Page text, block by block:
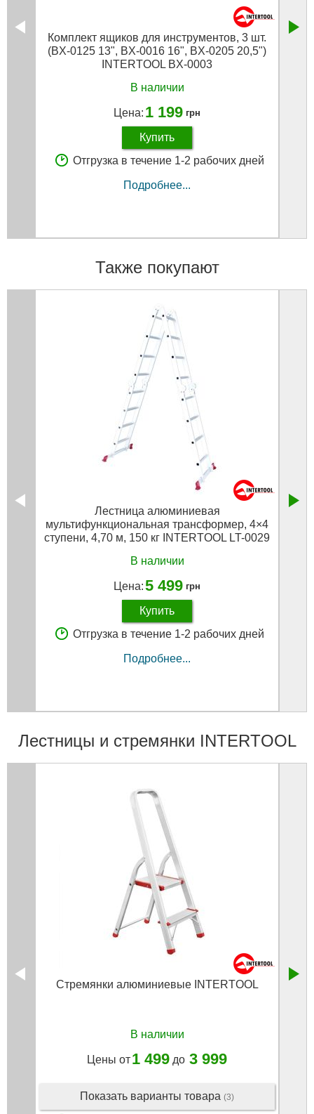
Комплект ящиков для инструментов, 3 шт.
(BX-0125 13", BX-0016 16", BX-0205 20,5")
INTERTOOL BX-0003
В наличии
Цена: 1 199 грн
Купить
Отгрузка в течение 1-2 рабочих дней
Подробнее...
Также покупают
Лестница алюминиевая
мультифункциональная трансформер, 4×4
ступени, 4,70 м, 150 кг INTERTOOL LT-0029
В наличии
Цена:5 499 грн
Купить
Отгрузка в течение 1-2 рабочих дней
Подробнее...
Лестницы и стремянки INTERTOOL
Стремянки алюминиевые INTERTOOL
В наличии
Цены от1 499 до 3 999
Показать варианты товара (3)